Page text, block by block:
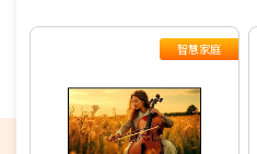
智慧家庭